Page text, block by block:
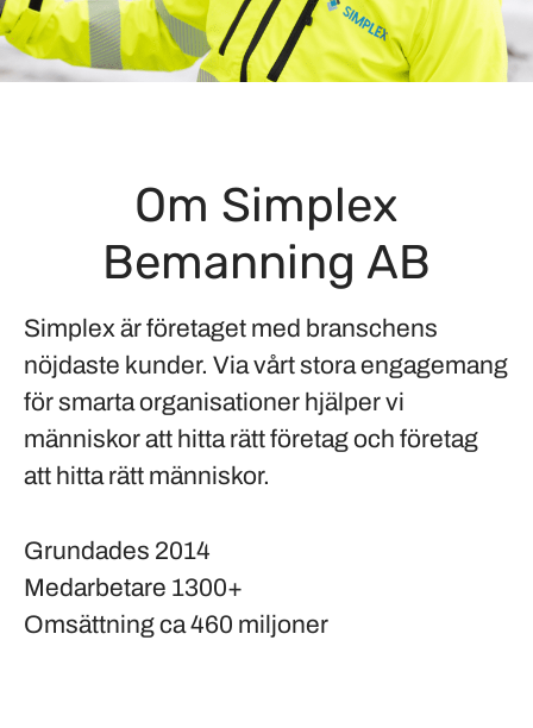
Om Simplex
Bemanning AB
Simplex är företaget med branschens
nöjdaste kunder. Via vårt stora engagemang
för smarta organisationer hjälper vi
människor att hitta rätt företag och företag
att hitta rätt människor.
Grundades 2014
Medarbetare 1300+
Omsättningca 460 miljoner